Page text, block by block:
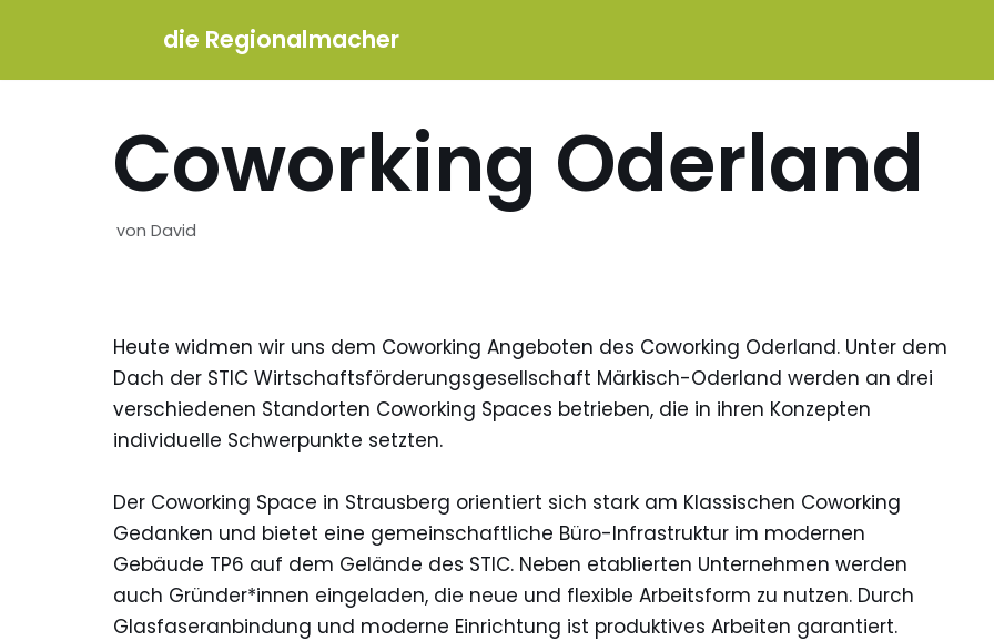
die Regionalmacher
Coworking Oderland
von David
Heute widmen wir uns dem Coworking Angeboten des Coworking Oderland. Unter dem
Dach der STIC Wirtschaftsförderungsgesellschaft Märkisch-Oderland werden an drei
verschiedenen Standorten Coworking Spaces betrieben, die in ihren Konzepten
individuelle Schwerpunkte setzten.
Der Coworking Space in Strausberg orientiert sich stark am Klassischen Coworking
Gedanken und bietet eine gemeinschaftliche Büro-Infrastruktur im modernen
Gebäude TP6 auf dem Gelände des STIC. Neben etablierten Unternehmen werden
auch Gründer*innen eingeladen, die neue und flexible Arbeitsform zu nutzen. Durch
Glasfaseranbindung und moderne Einrichtung ist produktives Arbeiten garantiert.